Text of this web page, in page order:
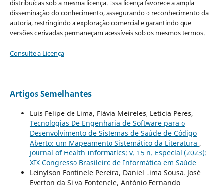
distribuídas sob a mesma licença. Essa licença favorece a ampla
disseminação do conhecimento, assegurando o reconhecimento da
autoria, restringindo a exploração comercial e garantindo que
versões derivadas permaneçam acessíveis sob os mesmos termos.
Consulte a Licença
Artigos Semelhantes
Luis Felipe de Lima, Flávia Meireles, Leticia Peres,
Tecnologias De Engenharia de Software para o
Desenvolvimento de Sistemas de Saúde de Código
Aberto: um Mapeamento Sistemático da Literatura ,
Journal of Health Informatics: v. 15 n. Especial (2023):
XIX Congresso Brasileiro de Informática em Saúde
Leinylson Fontinele Pereira, Daniel Lima Sousa, José
Everton da Silva Fontenele, António Fernando